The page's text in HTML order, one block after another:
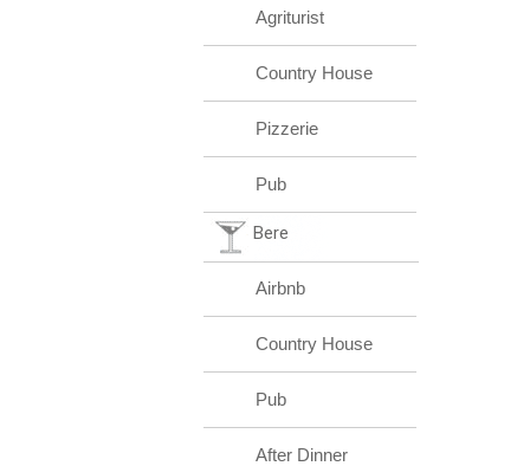
Agriturist
Country House
Pizzerie
Pub
Bere
Airbnb
Country House
Pub
After Dinner